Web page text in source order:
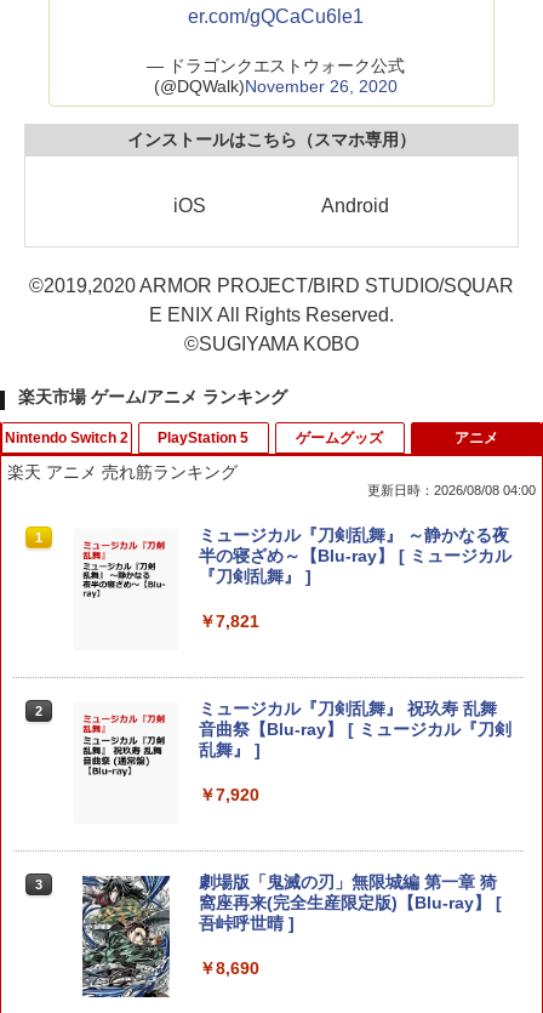
er.com/gQCaCu6le1
— ドラゴンクエストウォーク公式
(@DQWalk)November 26, 2020
インストールはこちら（スマホ専用）
iOS Android
©2019,2020 ARMOR PROJECT/BIRD STUDIO/SQUAR
E ENIX All Rights Reserved.
©SUGIYAMA KOBO
楽天市場 ゲーム/アニメ ランキング
Nintendo Switch 2
1
Switch2 保護フィルム スイッチ2 保護フ
ィルム switch2 フィルム Switch2 ガラ
スフィルム スイッチ2 フィルム ガイド
アクセサリー Nintendo Switch2 ケース
￥1,000
【お買い物マラソン期間限定♪最大30％O
2025年 スイッチ2モデル用 スリムケース
持ち運び キャリングケース 耐衝撃 薄型
ハードポーチ ゲームカード12枚収納 ア
クセサリーポーチ
￥2,653
PlayStation 5
1
PRO FREAK V2 Cheeky (通常版) モデ
ル プロフリーク PS5 PS4 NS proチーキ
ー 凹型 FPS 無段階高さ調節 profreek バ
ロコン対応【定形外郵便のみ送料無料】
￥1,999
＼20%OFF★在庫処分／【最新型】PS5
ローラー用 ガラスフィルム付き 強化ガ
ラス 保護ケース ハードケース 収納バッ
グ 軽量 手提げかばん 液晶保護高透過率
キズ 飛散防止
￥2,380
ゲームグッズ アニメ
楽天 アニメ 売れ筋ランキング
更新日時：2026/08/08 04:00
1
ミュージカル『刀剣乱舞』 ～静かなる夜
半の寝ざめ～【Blu-ray】 [ ミュージカル
『刀剣乱舞』 ]
￥7,821
2
ミュージカル『刀剣乱舞』 祝玖寿 乱舞
音曲祭【Blu-ray】 [ ミュージカル『刀剣
乱舞』 ]
￥7,920
3
劇場版「鬼滅の刃」無限城編 第一章 猗
窩座再来(完全生産限定版)【Blu-ray】 [
吾峠呼世晴 ]
￥8,690